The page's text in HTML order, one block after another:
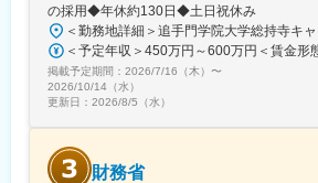
の採用◆年休約130日◆土日祝休み
掲載予定期間： 2026/7/16（木） 〜
2026/10/14（水）
更新日： 2026/8/5（水）
財務省